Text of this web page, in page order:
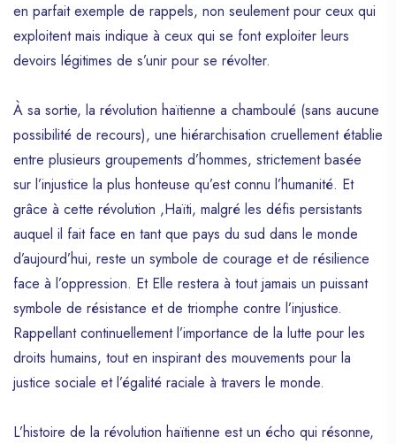
en parfait exemple de rappels, non seulement pour ceux qui
exploitent mais indique à ceux qui se font exploiter leurs
devoirs légitimes de s’unir pour se révolter.
À sa sortie, la révolution haïtienne a chamboulé (sans aucune
possibilité de recours), une hiérarchisation cruellement établie
entre plusieurs groupements d’hommes, strictement basée
sur l’injustice la plus honteuse qu’est connu l’humanité. Et
grâce à cette révolution ,Haïti, malgré les défis persistants
auquel il fait face en tant que pays du sud dans le monde
d’aujourd’hui, reste un symbole de courage et de résilience
face à l’oppression. Et Elle restera à tout jamais un puissant
symbole de résistance et de triomphe contre l’injustice.
Rappellant continuellement l’importance de la lutte pour les
droits humains, tout en inspirant des mouvements pour la
justice sociale et l’égalité raciale à travers le monde.
L’histoire de la révolution haïtienne est un écho qui résonne,